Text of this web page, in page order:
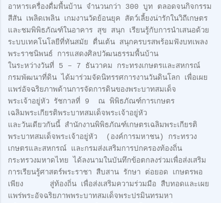
อาหารเครื่องดื่มพื้นบ้าน จำนวนกว่า 300 บูท ตลอดจนกิจกรรม
สีสัน เพลิดเพลิน เกมงานวัดย้อนยุค สัตว์เลี้ยงน่ารักในวิถีเกษตร
และชมพิพิธภัณฑ์ในอาคาร สุข สนุก เรียนรู้กับการนำเสนอด้วย
ระบบเทคโนโลยีที่ทันสมัย ตื่นเต้น สนุกครบรสพร้อมฟังบทเพลง
พระราชนิพนธ์ การแสดงศิลปวัฒนธรรมพื้นบ้าน
ในระหว่างวันที่ 5 – 7 ธันวาคม กระทรงเกษตรและสหกรณ์
กรมพัฒนาที่ดิน ได้มาร่วมจัดนิทรรศการงานวันดินโลก เพื่อเผย
แพร่อัจฉริยภาพด้านการจัดการดินของพระบาทสมเด็จ
พระเจ้าอยู่หัว รัชกาลที่ 9 ณ พิพิธภัณฑ์การเกษตร
เฉลิมพระเกียรติพระบาทสมเด็จพระเจ้าอยู่หัว
และวันเดียวกันนี้ สำนักงานพิพิธภัณฑ์เกษตรเฉลิมพระเกียรติ
พระบาทสมเด็จพระเจ้าอยู่หัว (องค์การมหาชน) กระทรวง
เกษตรและสหกรณ์ และกรมส่งเสริมการปกครองท้องถิ่น
กระทรวงมหาดไทย ได้ลงนามในบันทึกข้อตกลงร่วมเพื่อส่งเสริม
การเรียนรู้ศาสตร์พระราชา สืบสาน รักษา ต่อยอด เกษตรพอ
เพียง สู่ท้องถิ่น เพื่อส่งเสริมความร่วมมือ สืบทอดและเผย
แพร่พระอัจฉริยภาพพระบาทสมเด็จพระปรมินทรมหา